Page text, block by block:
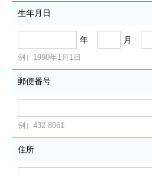
生年月日
年 月
例）1990年1月1日
郵便番号
例）432-8061
住所